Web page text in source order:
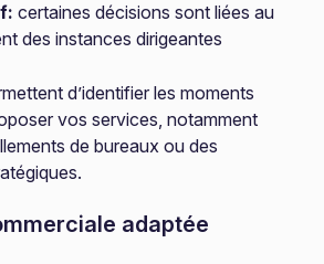
certaines décisions sont liées au
des instances dirigeantes
d’identifier les moments
vos services, notamment
de bureaux ou des
adaptée